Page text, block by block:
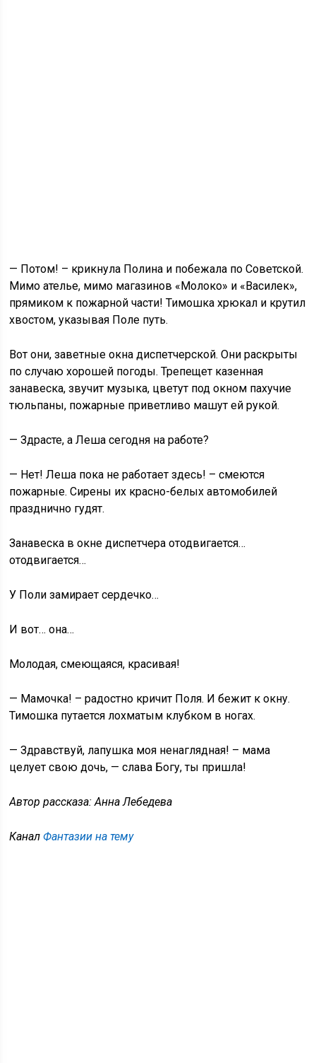
— Потом! – крикнула Полина и побежала по Советской.
Мимо ателье, мимо магазинов «Молоко» и «Василек»,
прямиком к пожарной части! Тимошка хрюкал и крутил
хвостом, указывая Поле путь.
Вот они, заветные окна диспетчерской. Они раскрыты
по случаю хорошей погоды. Трепещет казенная
занавеска, звучит музыка, цветут под окном пахучие
тюльпаны, пожарные приветливо машут ей рукой.
— Здрасте, а Леша сегодня на работе?
— Нет! Леша пока не работает здесь! – смеются
пожарные. Сирены их красно-белых автомобилей
празднично гудят.
Занавеска в окне диспетчера отодвигается…
отодвигается…
У Поли замирает сердечко…
И вот… она…
Молодая, смеющаяся, красивая!
— Мамочка! – радостно кричит Поля. И бежит к окну.
Тимошка путается лохматым клубком в ногах.
— Здравствуй, лапушка моя ненаглядная! – мама
целует свою дочь, — слава Богу, ты пришла!
Автор рассказа: Анна Лебедева
КаналФантазии на тему